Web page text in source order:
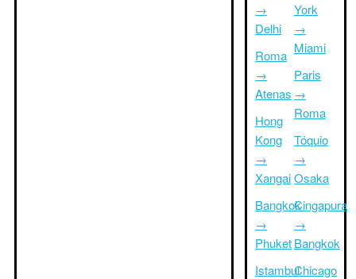
→
Delhi
Roma
→
Atenas
Hong
Kong
→
Xangai
Bangkok
→
Phuket
Istambul
York
→
Miami
Paris
→
Roma
Tóquio
→
Osaka
Cingapura
→
Bangkok
Chicago